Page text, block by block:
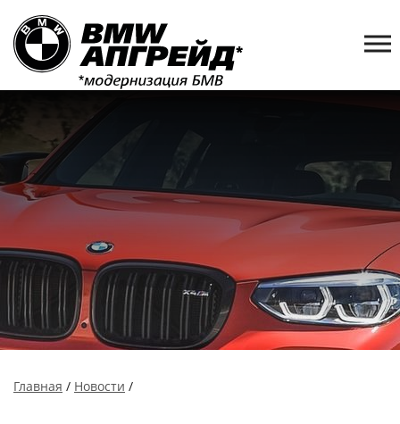
Главная / Новости /